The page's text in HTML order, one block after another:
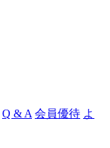
Q & A 会員優待 よ